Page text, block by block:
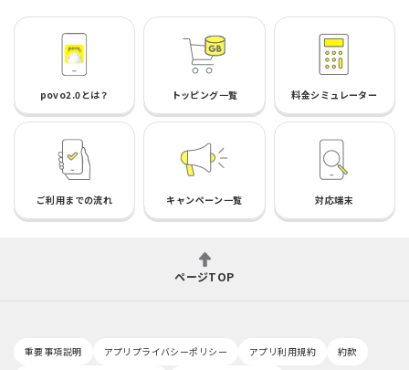
povo2.0とは？ トッピング一覧 料金シミュレーター
ご利用までの流れ キャンペーン一覧 対応端末
ページTOP
重要事項説明 アプリプライバシーポリシー アプリ利用規約
約款